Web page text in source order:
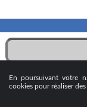
En poursuivant votre
cookies pour réaliser